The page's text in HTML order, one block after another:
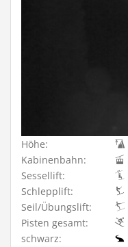
Höhe:
Kabinenbahn:
Sessellift:
Schlepplift:
Seil/Übungslift:
Pisten gesamt:
schwarz: